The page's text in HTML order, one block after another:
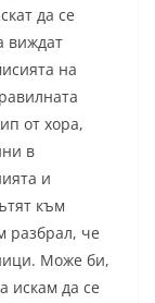
да се
виждат
на
от хора,
в
и
към
разбрал, че
Може би,
искам да се